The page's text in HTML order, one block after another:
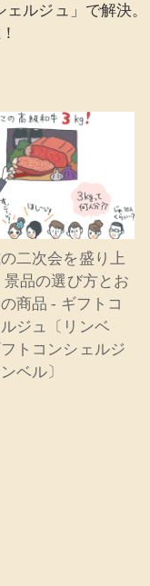
ルジュ」で解決。
二次会を盛り上
景品の選び方とお
商品 - ギフトコ
ジュ〔リンベ
トコンシェルジ
ベル〕